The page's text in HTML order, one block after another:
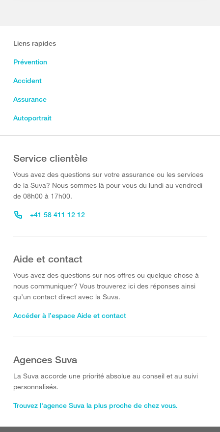
Liens rapides
Prévention
Accident
Assurance
Autoportrait
Service clientèle
Vous avez des questions sur votre assurance ou les services
de la Suva? Nous sommes là pour vous du lundi au vendredi
de 08h00 à 17h00.
+41 58 411 12 12
Aide et contact
Vous avez des questions sur nos offres ou quelque chose à
nous communiquer? Vous trouverez ici des réponses ainsi
qu’un contact direct avec la Suva.
Accéder à l’espace Aide et contact
Agences Suva
La Suva accorde une priorité absolue au conseil et au suivi
personnalisés.
Trouvez l'agence Suva la plus proche de chez vous.